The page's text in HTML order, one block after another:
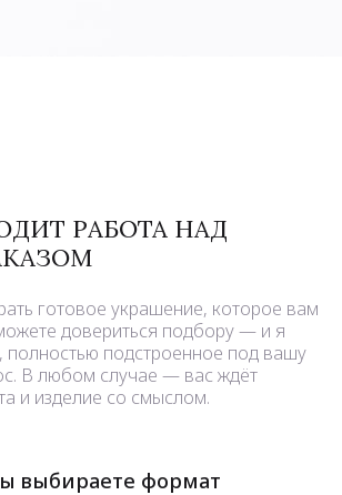
РАБОТА НАД
готовое украшение, которое вам
довериться подбору — и я
полностью подстроенное под вашу
В любом случае — вас ждёт
и изделие со смыслом.
выбираете формат